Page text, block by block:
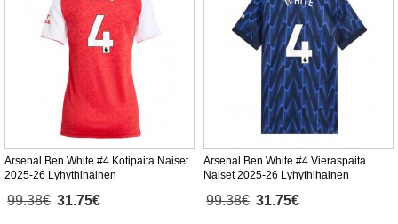
Arsenal Ben White #4 Kotipaita Naiset
2025-26 Lyhythihainen
99.38€ 31.75€
Arsenal Ben White #4 Vieraspaita
Naiset 2025-26 Lyhythihainen
99.38€ 31.75€